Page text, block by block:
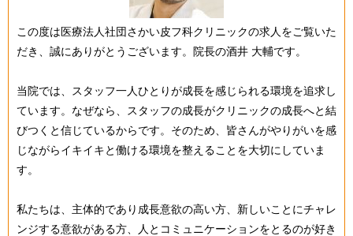
この度は医療法人社団さかい皮フ科クリニックの求人をご覧いた
だき、誠にありがとうございます。院長の酒井 大輔です。
当院では、スタッフ一人ひとりが成長を感じられる環境を追求し
ています。なぜなら、スタッフの成長がクリニックの成長へと結
びつくと信じているからです。そのため、皆さんがやりがいを感
じながらイキイキと働ける環境を整えることを大切にしていま
す。
私たちは、主体的であり成長意欲の高い方、新しいことにチャレ
ンジする意欲がある方、人とコミュニケーションをとるのが好き